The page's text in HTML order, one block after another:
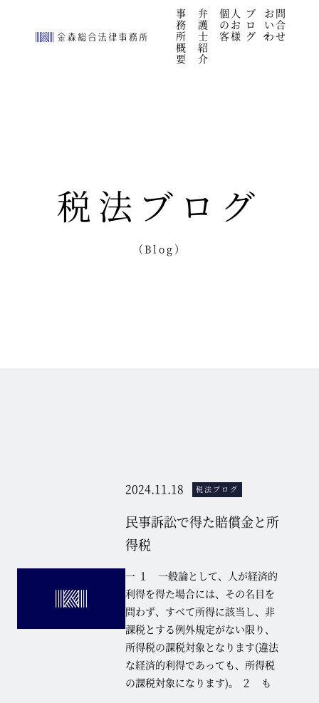
事
務
所
概
要
弁
護
士
紹
介
個人
のお
客様
ブ
ロ
グ
お問
い合
わせ
税法ブログ
（Blog）
2024.11.18 税法ブログ
民事訴訟で得た賠償金と所
得税
一 １ 一般論として、人が経済的
利得を得た場合には、その名目を
問わず、すべて所得に該当し、非
課税とする例外規定がない限り、
所得税の課税対象となります(違法
な経済的利得であっても、所得税
の課税対象になります)。 ２ も